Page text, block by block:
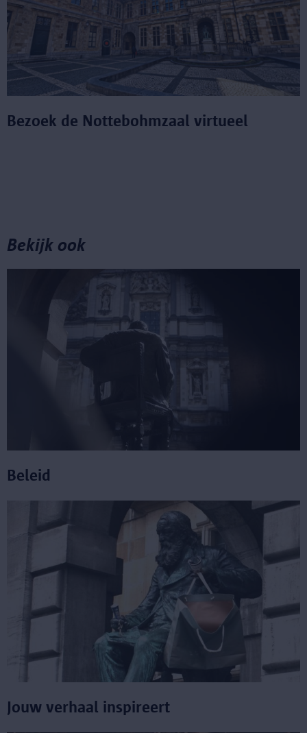
Bezoek de Nottebohmzaal virtueel
Bekijk ook
Beleid
Jouw verhaal inspireert